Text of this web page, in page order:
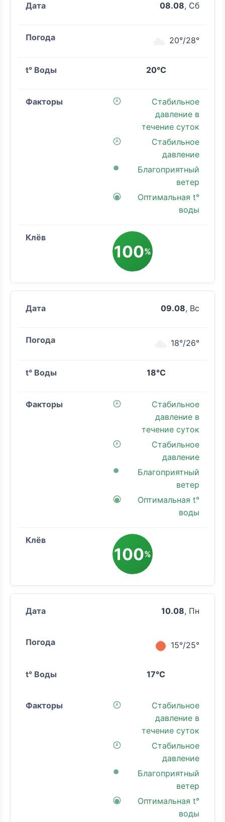
08.08, Сб
20°/28°
20°C
Стабильное
давление в
течение суток
Стабильное
давление
Благоприятный
ветер
Оптимальная t°
воды
100%
09.08, Вс
18°/26°
18°C
Стабильное
давление в
течение суток
Стабильное
давление
Благоприятный
ветер
Оптимальная t°
воды
100%
10.08, Пн
15°/25°
17°C
Стабильное
давление в
течение суток
Стабильное
давление
Благоприятный
ветер
Оптимальная t°
воды